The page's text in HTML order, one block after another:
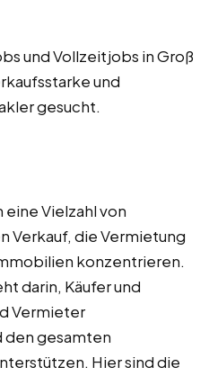
und Vollzeitjobs in Groß
und
gesucht.
Vielzahl von
Verkauf, die Vermietung
konzentrieren.
darin, Käufer und
Vermieter
den gesamten
Hier sind die